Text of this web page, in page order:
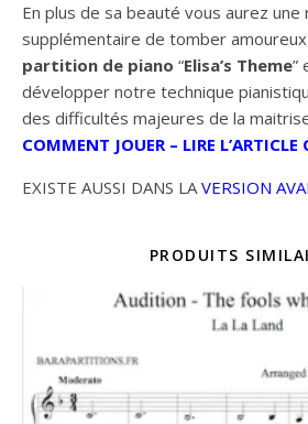
En plus de sa beauté vous aurez une
supplémentaire de tomber
partition de piano “Elisa’s Theme”
développer notre technique
des difficultés majeures de la
COMMENT JOUER – LIRE L’ARTICLE
EXISTE AUSSI DANS LAVERSION
PRODUITS